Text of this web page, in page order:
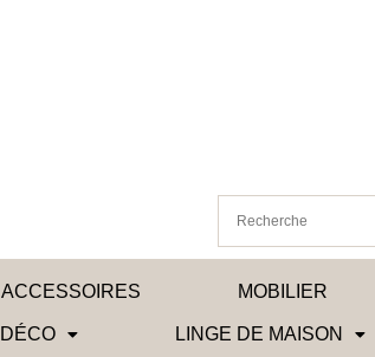
ACCESSOIRES MOBILIER
DÉCO LINGE DE MAISON